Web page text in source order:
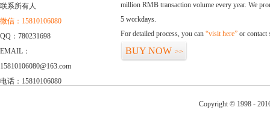
联系所有人
微信：15810106080
QQ：780231698
EMAIL：
15810106080@163.com
电话：15810106080
million RMB transaction volume every year. We
5 workdays.
For detailed process, you can “visit here” or contact
BUY NOW >>
Copyright © 1998 -